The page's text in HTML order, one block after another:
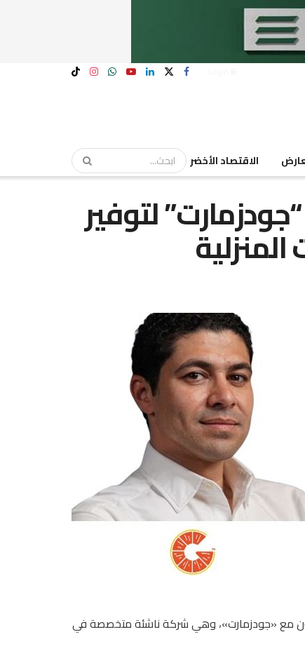
الاقتصاد الأخضر
لتوفير
مع «جودزمارت»، وهي شركة ناشئة متخصصة في